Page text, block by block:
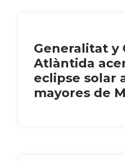
Generalitat y
Atlàntida
eclipse solar
mayores de